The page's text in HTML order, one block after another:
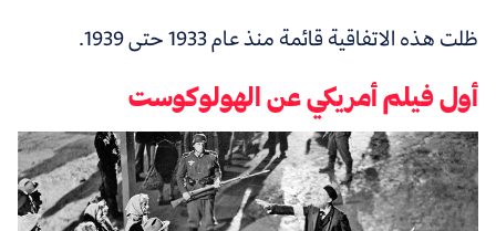
ظلت هذه الاتفاقية قائمة منذ عام 1933 حتى 1939.
أول فيلم أمريكي عن الهولوكوست